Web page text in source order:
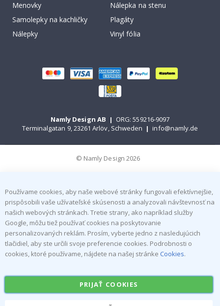
Menovky
Nálepka na stenu
Samolepky na kachličky
Plagáty
Nálepky
Vinyl fólia
Namly Design AB | ORG: 559216-9097
Terminalgatan 9, 23261 Arlöv, Schweden | info@namly.de
© Namly Design 2026
Používame cookies, aby naše webové stránky fungovali efektívnejšie,
prispôsobili vaše užívateľské skúsenosti a analyzovali návštevnosť na
našich webových stránkach. Tretie strany, ako napríklad služby
Google, môžu tiež používať cookies na poskytovanie
personalizovaných reklám. Prosím, vyberte jedno z nasledujúcich
tlačidiel, aby ste určili svoje preferencie cookies. Podrobnosti o
cookies, ktoré používame, nájdete na našej stránke Cookies.
PRIJAŤ COOKIES